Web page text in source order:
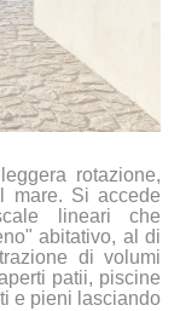
rotazione,
mare. Si accede
lineari che
abitativo, al di
di volumi
patii, piscine
e pieni lasciando